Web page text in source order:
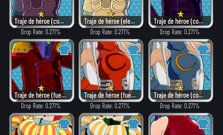
Traje de héroe (como villano)
Drop Rate: 0.271%
Traje de héroe (elegante)
Drop Rate: 0.271%
Traje de héroe (como villano)
Drop Rate: 0.271%
Traje de héroe (fuego)
Drop Rate: 0.271%
Traje de héroe (fuego)
Drop Rate: 0.271%
Traje de héroe (combate)
Drop Rate: 0.271%